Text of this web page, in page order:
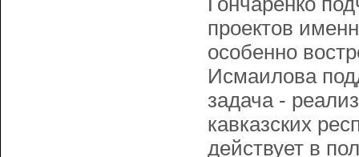
проектов
особенно
Исмаилова
задача -
кавказских
действует в